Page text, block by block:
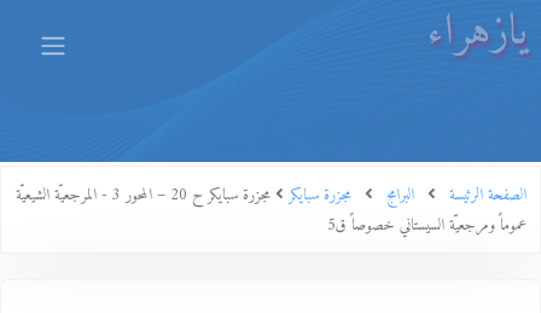
يازهراء
الصفحة الرئيسة البرامج مجزرة سبايكر
مجزرة سبايكر ح 20 – المحور 3 - المرجعيّة الشيعيّة
عموماً ومرجعيّة السيستاني خصوصاً ق5